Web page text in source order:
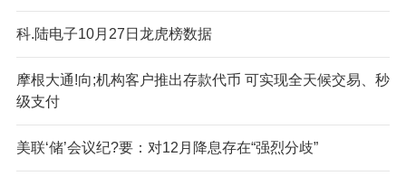
科.陆电子10月27日龙虎榜数据
摩根大通!向;机构客户推出存款代币 可实现全天候交易、秒
级支付
美联‘储’会议纪?要：对12月降息存在“强烈分歧”